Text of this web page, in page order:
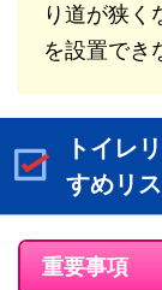
り道が狭く
を設置でき
トイレ
すめリ
重要事項